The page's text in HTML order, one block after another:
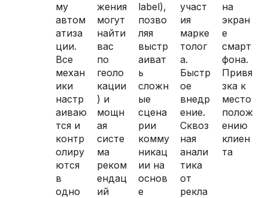
му
автом
атиза
ции.
Все
механ
ики
настр
аиваю
тся и
контр
олиру
ются
в
одно
жения
могут
найти
вас
по
геоло
кации
) и
мощн
ая
систе
ма
реком
ендац
ий
label),
позво
ляя
выстр
аиват
ь
сложн
ые
сцена
рии
комму
никац
ии на
основ
е
участ
ия
марке
толог
а.
Быстр
ое
внедр
ение.
Сквоз
ная
анали
тика
от
рекла
на
экран
е
смарт
фона.
Привя
зка к
место
полож
ению
клиен
та